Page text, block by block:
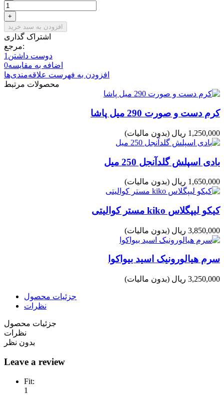
+
افزودن به سبد خرید
اشتراک گذاری
مرجع:
دوست داشتن 1
اضافه به مقایسه0
افزودن به فهرست علاقه‌مندی‌ها
محصولات مرتبط
کرم دست و صورت 290 میل پاشا
1,250,000 ریال (بدون مالیات)
بادی اسپلش گلدآنجل 250 میل
1,650,000 ریال (بدون مالیات)
کیکو لیپگلاس kiko مستر کوالیتی
3,850,000 ریال (بدون مالیات)
سرم هیالورونیک اسید بیواکوا
3,250,000 ریال (بدون مالیات)
جزئیات محصول
نظرات
جزئیات محصول
نظرات
بدون نظر
Leave a review
Fit:
1